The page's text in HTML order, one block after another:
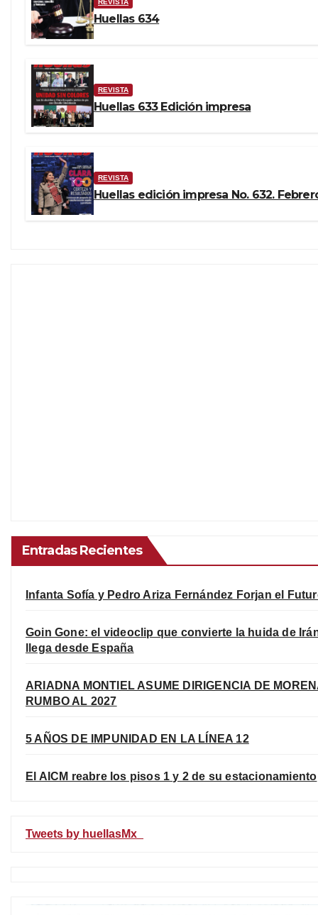
REVISTA
Huellas 634
REVISTA
Huellas 633 Edición impresa
REVISTA
Huellas edición impresa No. 632.
Entradas Recientes
Infanta Sofía y Pedro Ariza Fernández Forjan el
Goin Gone: el videoclip que convierte la huida de
llega desde España
ARIADNA MONTIEL ASUME DIRIGENCIA DE
RUMBO AL 2027
5 AÑOS DE IMPUNIDAD EN LA LÍNEA 12
El AICM reabre los pisos 1 y 2 de su estacionamiento
Tweets by huellasMx_